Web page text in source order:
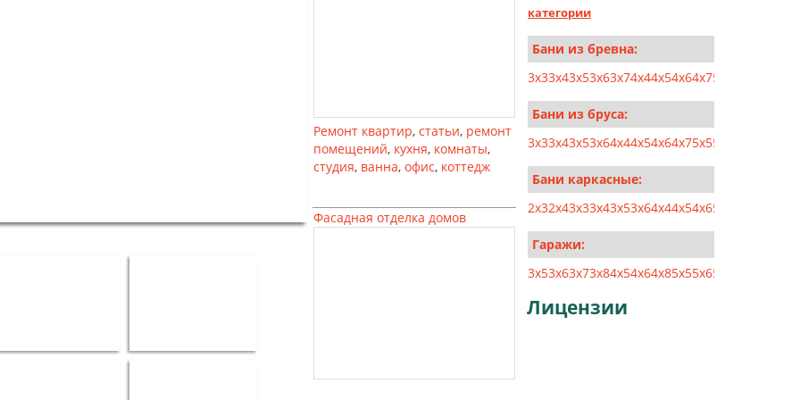
Ремонт квартир, статьи, ремонт
помещений, кухня, комнаты,
студия, ванна, офис, коттедж
Фасадная отделка домов
категории
Бани из бревна:
3x33x43x53x63x74x44x54x64x75x5
Бани из бруса:
3x33x43x53x64x44x54x64x75x55x6
Бани каркасные:
2x32x43x33x43x53x64x44x54x65x5
Гаражи:
3x53x63x73x84x54x64x85x55x65x8
Лицензии